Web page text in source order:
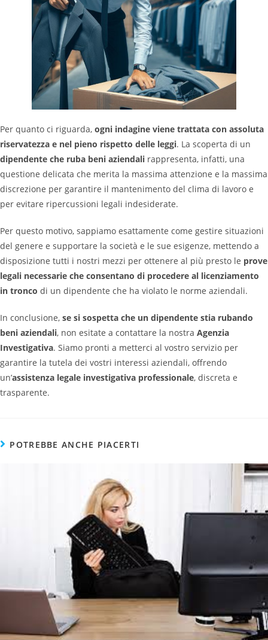
Per quanto ci riguarda, ogni indagine viene trattata con assoluta
riservatezza e nel pieno rispetto delle leggi. La scoperta di un
dipendente che ruba beni aziendali rappresenta, infatti, una
questione delicata che merita la massima attenzione e la massima
discrezione per garantire il mantenimento del clima di lavoro e
per evitare ripercussioni legali indesiderate.
Per questo motivo, sappiamo esattamente come gestire situazioni
del genere e supportare la società e le sue esigenze, mettendo a
disposizione tutti i nostri mezzi per ottenere al più presto le prove
legali necessarie che consentano di procedere al licenziamento
in tronco di un dipendente che ha violato le norme aziendali.
In conclusione, se si sospetta che un dipendente stia rubando
beni aziendali, non esitate a contattare la nostra Agenzia
Investigativa. Siamo pronti a metterci al vostro servizio per
garantire la tutela dei vostri interessi aziendali, offrendo
un’assistenza legale investigativa professionale, discreta e
trasparente.
POTREBBE ANCHE PIACERTI